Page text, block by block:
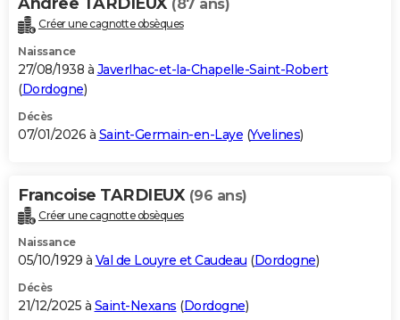
(87 ans)
Créer une cagnotte obsèques
Naissance
27/08/1938 à Javerlhac-et-la-Chapelle-Saint-Robert
(Dordogne)
Décès
07/01/2026 à Saint-Germain-en-Laye (Yvelines)
Francoise TARDIEUX (96 ans)
Créer une cagnotte obsèques
Naissance
05/10/1929 à Val de Louyre et Caudeau (Dordogne)
Décès
21/12/2025 à Saint-Nexans (Dordogne)